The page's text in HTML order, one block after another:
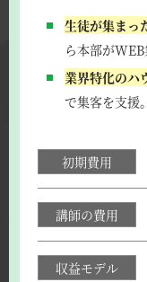
生徒が集まっ
ら本部がWEB
業界特化のハ
で集客を支援。
初期費用
講師の費用
収益モデル